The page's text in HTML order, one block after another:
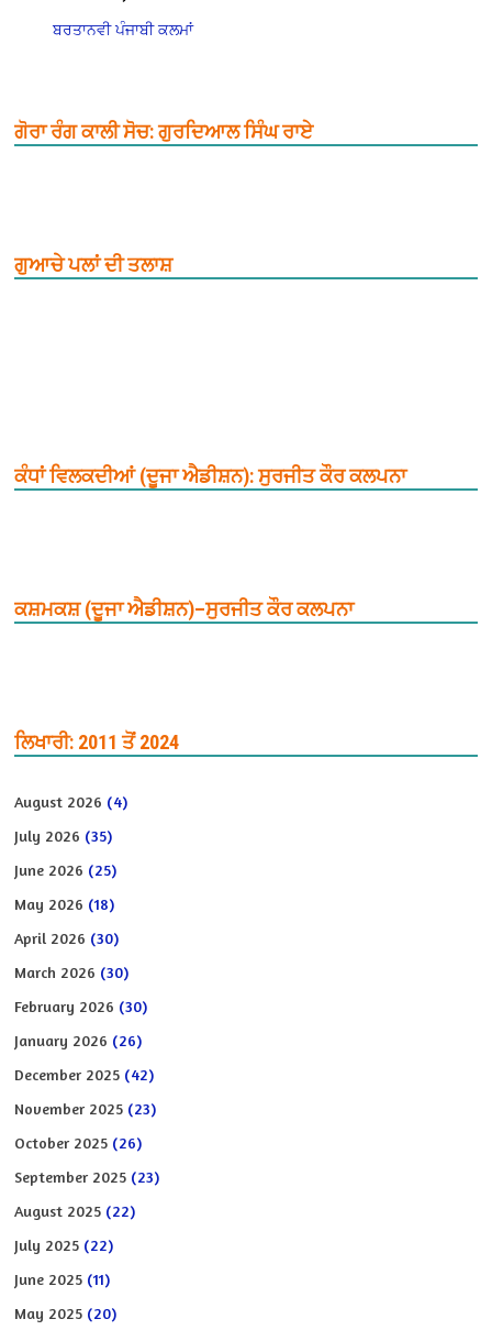
ਬਰਤਾਨਵੀ ਪੰਜਾਬੀ ਕਲਮਾਂ
ਗੋਰਾ ਰੰਗ ਕਾਲੀ ਸੋਚ: ਗੁਰਦਿਆਲ ਸਿੰਘ ਰਾਏ
ਗੁਆਚੇ ਪਲਾਂ ਦੀ ਤਲਾਸ਼
ਕੰਧਾਂ ਵਿਲਕਦੀਆਂ (ਦੂਜਾ ਐਡੀਸ਼ਨ): ਸੁਰਜੀਤ ਕੌਰ ਕਲਪਨਾ
ਕਸ਼ਮਕਸ਼ (ਦੂਜਾ ਐਡੀਸ਼ਨ)–ਸੁਰਜੀਤ ਕੌਰ ਕਲਪਨਾ
ਲਿਖਾਰੀ: 2011 ਤੋਂ 2024
August 2026 (4)
July 2026 (35)
June 2026 (25)
May 2026 (18)
April 2026 (30)
March 2026 (30)
February 2026 (30)
January 2026 (26)
December 2025 (42)
November 2025 (23)
October 2025 (26)
September 2025 (23)
August 2025 (22)
July 2025 (22)
June 2025 (11)
May 2025 (20)